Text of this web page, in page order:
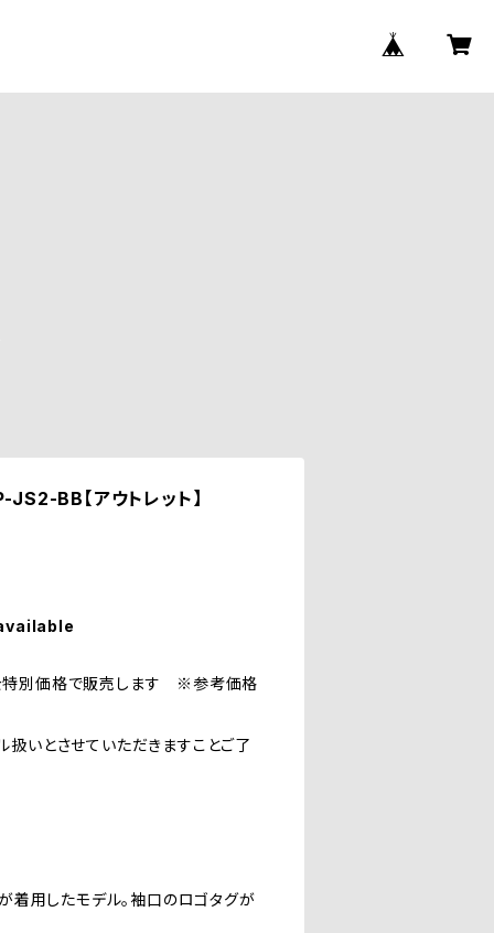
BB【アウトレット】
別価格で販売します ※参考価格
いとさせていただきますことご了
用したモデル。袖口のロゴタグが